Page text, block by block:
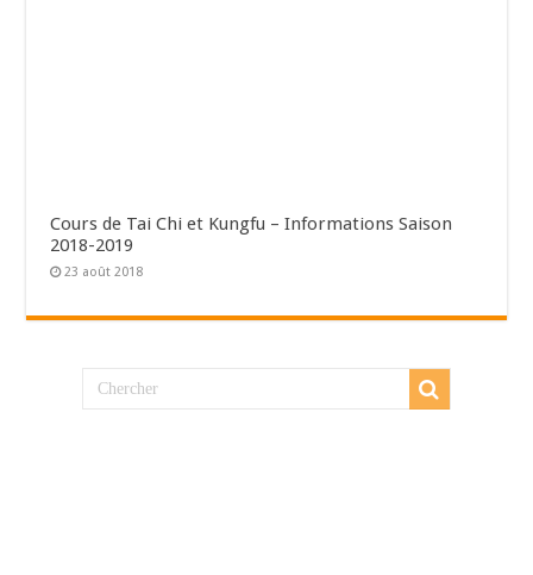
Cours de Tai Chi et Kungfu – Informations Saison
2018-2019
23 août 2018